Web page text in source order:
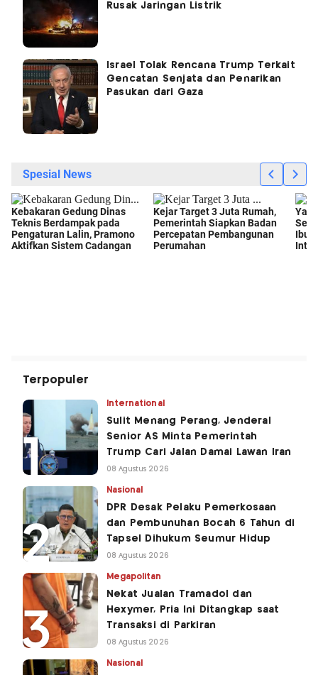
Rusak Jaringan Listrik
Israel Tolak Rencana Trump Terkait
Gencatan Senjata dan Penarikan
Pasukan dari Gaza
Terpopuler
International
Sulit Menang Perang, Jenderal
Senior AS Minta Pemerintah
Trump Cari Jalan Damai Lawan Iran
08 Agustus 2026
Nasional
DPR Desak Pelaku Pemerkosaan
dan Pembunuhan Bocah 6 Tahun di
Tapsel Dihukum Seumur Hidup
08 Agustus 2026
Megapolitan
Nekat Jualan Tramadol dan
Hexymer, Pria Ini Ditangkap saat
Transaksi di Parkiran
08 Agustus 2026
Nasional